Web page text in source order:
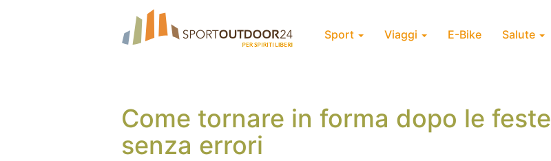
Sport Viaggi E-Bike Salute
Come tornare in forma dopo le feste
senza errori